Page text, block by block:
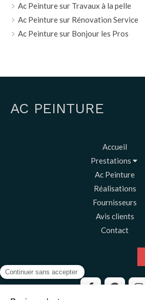
Ac Peinture sur Travaux à la pelle
Ac Peinture sur Rénovation Service
Ac Peinture sur Bonjour les Pros
AC PEINTURE
Accueil
Prestations
Ac Peinture
Réalisations
Fournisseurs
Avis clients
Contact